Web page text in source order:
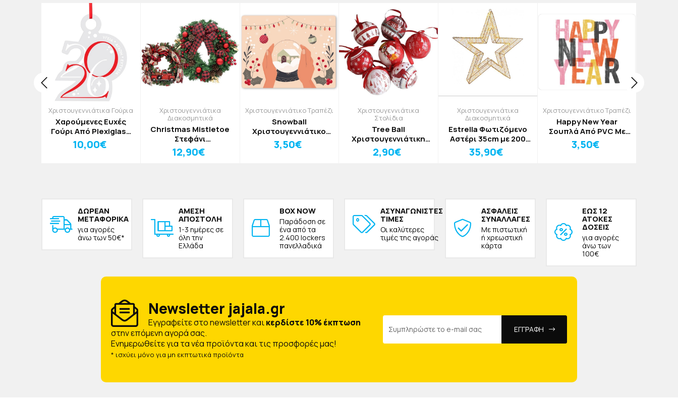
Χριστουγεννιάτικα Γούρια
Χαρούμενες Ευχές
Γούρι Από Plexiglass
Με Εκτύπωση 12x15cm
10,00€
Χριστουγεννιάτικα
Διακοσμητικά
Christmas Mistletoe
Στεφάνι
Χριστουγεννιάτικο
Κόκκινο Αμάξι Δ30cm
12,90€
Χριστουγεννιάτικο Τραπέζι
Snowball
Χριστουγεννιάτικο
Σουπλά Από PVC Με
Εκτύπωση 33x43cm
3,50€
Χριστουγεννιάτικα
Στολίδια
Tree Ball
Χριστουγεννιάτικη
Μπάλα Δέντρου
Christmas Village
2,90€
Χριστουγεννιάτικα
Διακοσμητικά
Estrella Φωτιζόμενο
Αστέρι 35cm με 200
Mini LED (180 Θερμά +
20 Θερμά Flash)
35,90€
Χριστουγεννιάτικο Τραπέζι
Happy New Year
Σουπλά Από PVC Με
Εκτύπωση 33x43cm
3,50€
ΔΩΡΕAΝ
ΜΕΤΑΦΟΡΙΚΑ
για αγορές
άνω των 50€*
ΑΜΕΣΗ
ΑΠΟΣΤΟΛΗ
1-3 ημέρες σε
όλη την
Ελλάδα
BOX NOW
Παράδοση σε
ένα από τα
2.400 lockers
πανελλαδικά
ΑΣΥΝΑΓΩΝΙΣΤΕΣ
ΤΙΜΕΣ
Οι καλύτερες
τιμές της αγοράς
ΑΣΦΑΛΕΙΣ
ΣΥΝΑΛΛΑΓΕΣ
Με πιστωτική
ή χρεωστική
κάρτα
ΕΩΣ 12
ΑΤΟΚΕΣ
ΔΟΣΕΙΣ
για αγορές
άνω των
100€
Newsletter jajala.gr
Eγγραφείτε στο newsletter καικερδίστε 10% έκπτωση
στην επόμενη αγορά σας.
Ενημερωθείτε για τα νέα προϊόντα και τις προσφορές μας!
* ισχύει μόνο για μη εκπτωτικά προϊόντα
ΕΓΓΡΑΦΗ